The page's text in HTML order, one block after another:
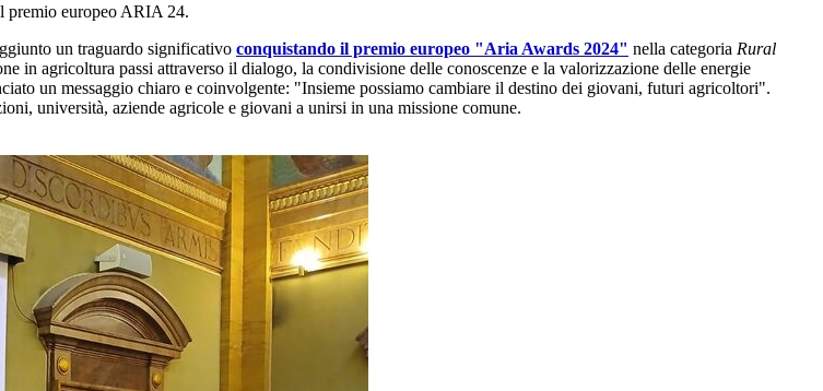
premio europeo ARIA 24.
un traguardo significativo conquistando il premio europeo "Aria Awards 2024" nella categoria Rural
in agricoltura passi attraverso il dialogo, la condivisione delle conoscenze e la valorizzazione delle energie
un messaggio chiaro e coinvolgente: "Insieme possiamo cambiare il destino dei giovani, futuri agricoltori".
università, aziende agricole e giovani a unirsi in una missione comune.